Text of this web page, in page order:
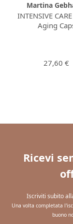
Martina
INTENSIVE
Aging
Prezzo
27,60 €
Ricevi
Iscriviti subito
Una volta completata
buono